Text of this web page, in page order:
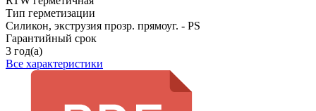
Тип герметизации
Силикон, экструзия прозр. прямоуг. - PS
Гарантийный срок
3 год(а)
Все характеристики